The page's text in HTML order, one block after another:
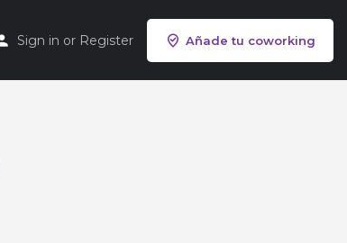
Sign in or Register Añade tu coworking